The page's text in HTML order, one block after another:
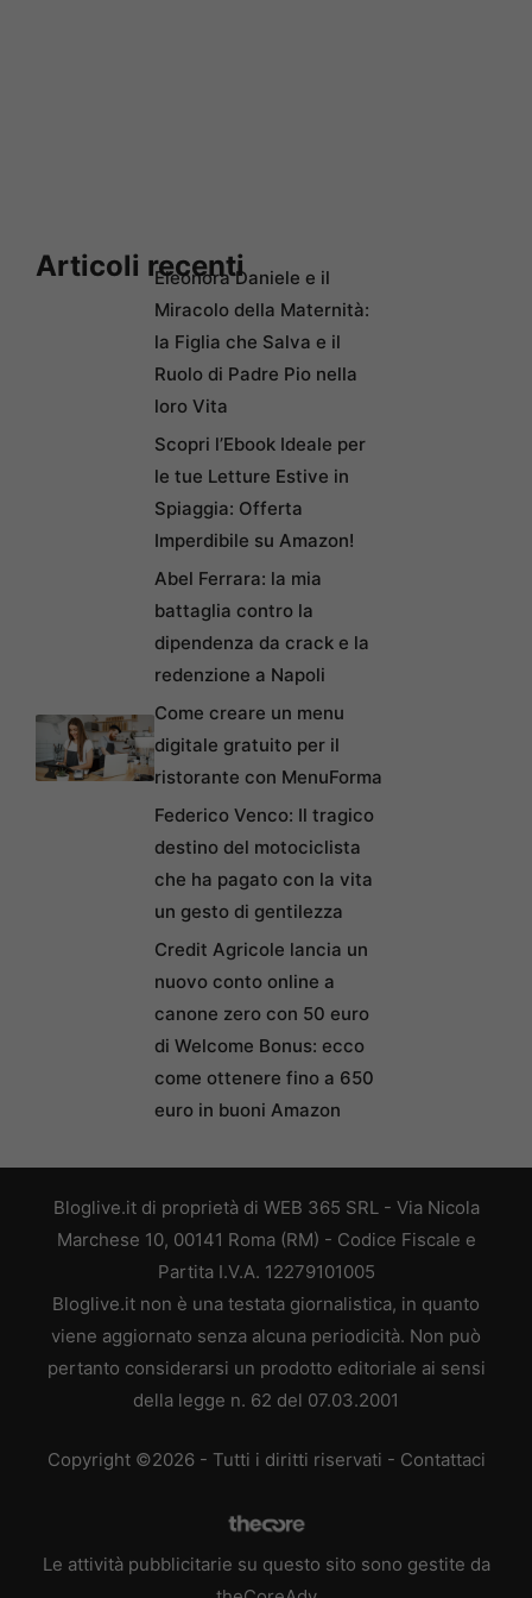
Articoli recentiEleonora Daniele e il
Miracolo della Maternità:
la Figlia che Salva e il
Ruolo di Padre Pio nella
loro Vita
Scopri l’Ebook Ideale per
le tue Letture Estive in
Spiaggia: Offerta
Imperdibile su Amazon!
Abel Ferrara: la mia
battaglia contro la
dipendenza da crack e la
redenzione a Napoli
Come creare un menu
digitale gratuito per il
ristorante con MenuForma
Federico Venco: Il tragico
destino del motociclista
che ha pagato con la vita
un gesto di gentilezza
Credit Agricole lancia un
nuovo conto online a
canone zero con 50 euro
di Welcome Bonus: ecco
come ottenere fino a 650
euro in buoni Amazon
Bloglive.it di proprietà di WEB 365 SRL - Via Nicola
Marchese 10, 00141 Roma (RM) - Codice Fiscale e
Partita I.V.A. 12279101005
Bloglive.it non è una testata giornalistica, in quanto
viene aggiornato senza alcuna periodicità. Non può
pertanto considerarsi un prodotto editoriale ai sensi
della legge n. 62 del 07.03.2001
Copyright ©2026 - Tutti i diritti riservati - Contattaci
Le attività pubblicitarie su questo sito sono gestite da